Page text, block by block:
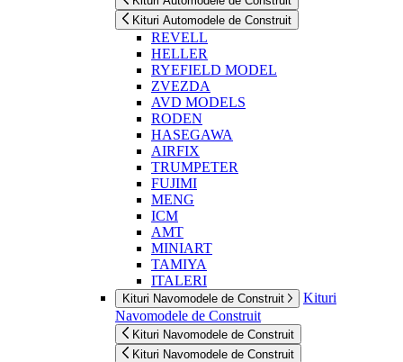
Kituri Automodele de Construit
REVELL
HELLER
RYEFIELD MODEL
ZVEZDA
AVD MODELS
RODEN
HASEGAWA
AIRFIX
TRUMPETER
FUJIMI
MENG
ICM
AMT
MINIART
TAMIYA
ITALERI
Kituri Navomodele de Construit
Kituri
Navomodele de Construit
Kituri Navomodele de Construit
Kituri Navomodele de Construit